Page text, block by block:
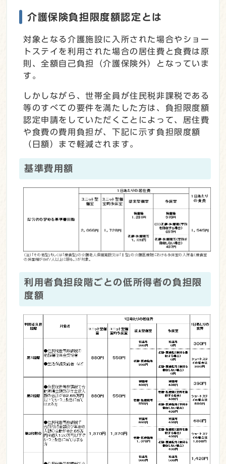
介護保険負担限度額認定とは
対象となる介護施設に入所された場合やショー
トステイを利用された場合の居住費と食費は原
則、全額自己負担（介護保険外）となっていま
す。
しかしながら、世帯全員が住民税非課税である
等のすべての要件を満たした方は、負担限度額
認定申請をしていただくことによって、居住費
や食費の費用負担が、下記に示す負担限度額
（日額）まで軽減されます。
基準費用額
利用者負担段階ごとの低所得者の負担限
度額